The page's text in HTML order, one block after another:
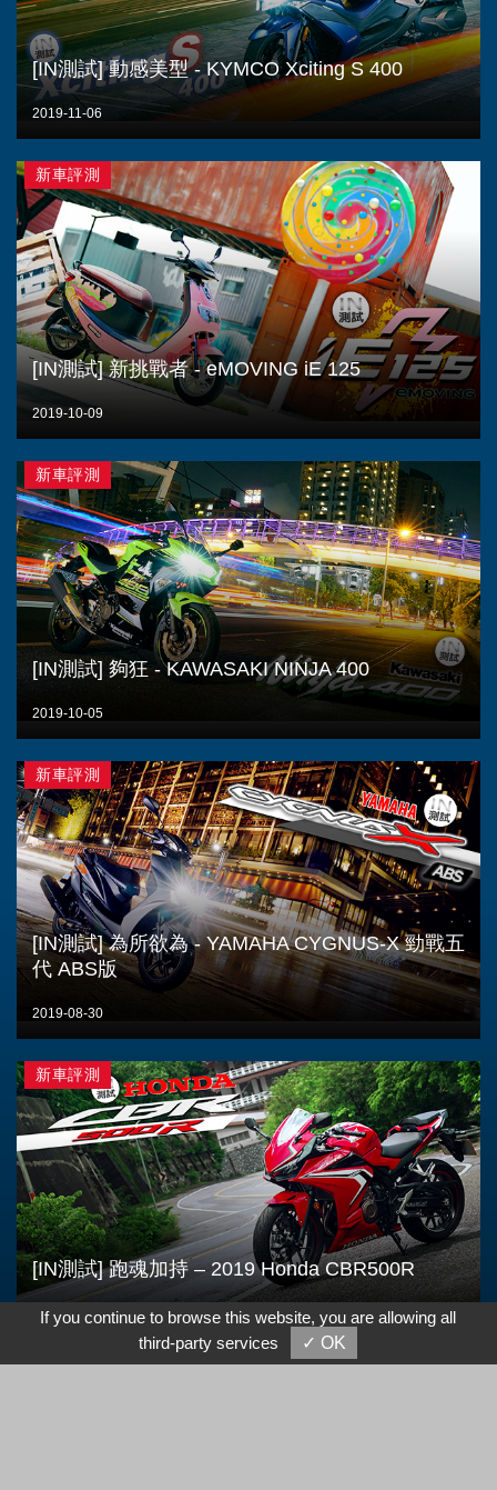
[IN測試] 動感美型 - KYMCO Xciting S 400
2019-11-06
新車評測
[IN測試] 新挑戰者 - eMOVING iE 125
2019-10-09
新車評測
[IN測試] 夠狂 - KAWASAKI NINJA 400
2019-10-05
新車評測
[IN測試] 為所欲為 - YAMAHA CYGNUS-X 勁戰五
代 ABS版
2019-08-30
新車評測
[IN測試] 跑魂加持 – 2019 Honda CBR500R
2019-08-14
If you continue to browse this website, you are allowing all
third-party services
✓ OK